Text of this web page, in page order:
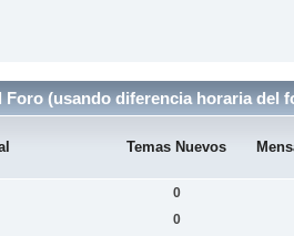
Foro (usando diferencia horaria del
Temas Nuevos
0
0